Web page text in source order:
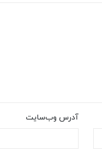
آدرس وب‌سایت